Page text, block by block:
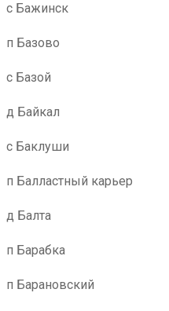
с Бажинск
п Базово
с Базой
д Байкал
с Баклуши
п Балластный карьер
д Балта
п Барабка
п Барановский